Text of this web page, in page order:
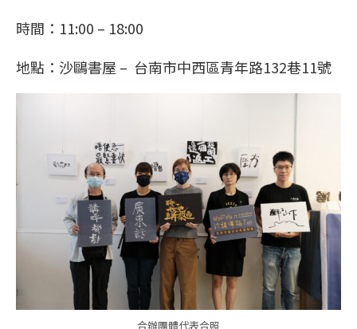
時間：11:00 – 18:00
地點：沙鷗書屋 – 台南市中西區青年路132巷11號
合辦團體代表合照